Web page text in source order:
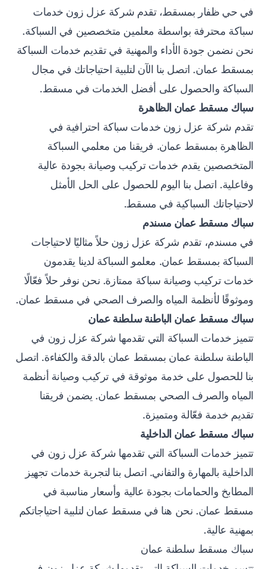
في حي ظفار بمسقط، تقدم شركة عزل زون خدمات
سباكة محترفة بواسطة معلمين متخصصين في السباكة.
نحن نضمن جودة الأداء والمهنية في تقديم خدمات السباكة
بمسقط عمان. اتصل بنا الآن لتلبية احتياجاتك في مجال
السباكة والحصول على أفضل الخدمات في مسقط.
سباك مسقط عمان الظاهرة
تقدم شركة عزل زون خدمات سباكة احترافية في
الظاهرة بمسقط عمان. فريقنا من معلمي السباكة
المتخصصين يقدم خدمات تركيب وصيانة بجودة عالية
وفاعلية. اتصل بنا اليوم للحصول على الحل الأمثل
لاحتياجاتك السباكية في مسقط.
سباك مسقط عمان مسندم
في مسندم، تقدم شركة عزل زون حلاً مثاليًا لاحتياجات
السباكة بمسقط عمان. معلمو السباكة لدينا يقدمون
خدمات تركيب وصيانة سباكة ممتازة. نحن نوفر حلاً فعّالًا
وموثوقًا لأنظمة المياه والصرف الصحي في مسقط عمان.
سباك مسقط عمان الباطنة سلطنة عمان
تتميز خدمات السباكة التي تقدمها شركة عزل زون في
الباطنة سلطنة عمان بمسقط عمان بالدقة والكفاءة. اتصل
بنا للحصول على خدمة موثوقة في تركيب وصيانة أنظمة
المياه والصرف الصحي بمسقط عمان. يضمن فريقنا
تقديم خدمة فعّالة ومتميزة.
سباك مسقط عمان الداخلية
تتميز خدمات السباكة التي تقدمها شركة عزل زون في
الداخلية بالمهارة والتفاني. اتصل بنا لتجربة خدمات تجهيز
المطابخ والحمامات بجودة عالية وأسعار مناسبة في
مسقط عمان. نحن هنا في مسقط عمان لتلبية احتياجاتكم
بمهنية عالية.
سباك مسقط سلطنة عمان